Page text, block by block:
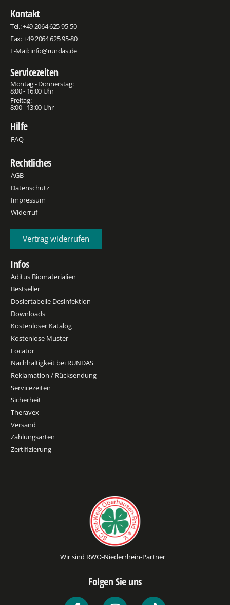
Kontakt
Tel.:+49 2064 625 95-50
Fax: +49 2064 625 95-80
E-Mail:info@rundas.de
Servicezeiten
Montag - Donnerstag:
8:00 - 16:00 Uhr
Freitag:
8:00 - 13:00 Uhr
Hilfe
FAQ
Rechtliches
AGB
Datenschutz
Impressum
Widerruf
Vertrag widerrufen
Infos
Aditus Biomaterialien
Bestseller
Dosiertabelle Desinfektion
Downloads
Kostenloser Katalog
Kostenlose Muster
Locator
Nachhaltigkeit bei RUNDAS
Reklamation / Rücksendung
Servicezeiten
Sicherheit
Theravex
Versand
Zahlungsarten
Zertifizierung
Wir sind RWO-Niederrhein-Partner
Folgen Sie uns